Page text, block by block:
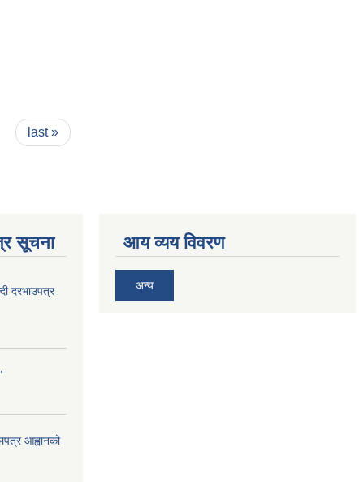
last »
सूचना
दरभाउपत्र
आह्वानको
आय व्यय विवरण
अन्य